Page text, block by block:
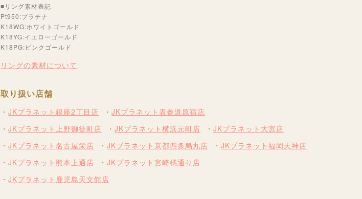
■リング素材表記
Pt950:プラチナ
K18WG:ホワイトゴールド
K18YG:イエローゴールド
K18PG:ピンクゴールド
リングの素材について
取り扱い店舗
JKプラネット銀座2丁目店
JKプラネット表参道原宿店
JKプラネット上野御徒町店
JKプラネット横浜元町店
JKプラネット大宮店
JKプラネット名古屋栄店
JKプラネット京都四条烏丸店
JKプラネット福岡天神店
JKプラネット熊本上通店
JKプラネット宮崎橘通り店
JKプラネット鹿児島天文館店